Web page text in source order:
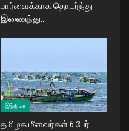
பார்வைக்காக தொடர்ந்து
இணைந்து…
இந்தியா
தமிழக மீனவர்கள் 6 பேர்